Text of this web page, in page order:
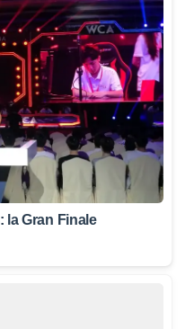
la Gran Finale